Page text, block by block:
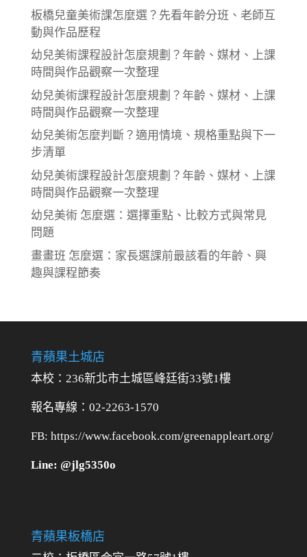
板橋兒童美術課怎麼選？先看年齡分班、老師互
動與作品歷程
幼兒美術課程設計怎麼規劃？年齡、媒材、上課
時間與作品觀察一次整理
幼兒美術課程設計怎麼規劃？年齡、媒材、上課
時間與作品觀察一次整理
幼兒美術怎麼判斷？適用情境、規格重點與下一
步清單
幼兒美術課程設計怎麼規劃？年齡、媒材、上課
時間與作品觀察一次整理
幼兒美術 怎麼選：選擇重點、比較方式與常見
問題
畫畫班 怎麼選：家長選課前最該看的年齡、興
趣與課程節奏
青蘋果土城店
本校：236新北市土城區峰廷街33號1樓
報名專線：02-2263-1570
FB: https://www.facebook.com/greenappleart.org/
Line: @jlg5350o
青蘋果板橋店